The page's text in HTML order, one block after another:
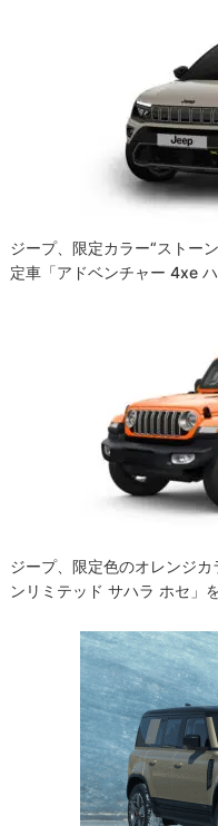
ジープ、限定カラー“ストー
定車「アドベンチャー 4xe
ジープ、限定色のオレンジ
ンリミテッド サハラ ホセ」